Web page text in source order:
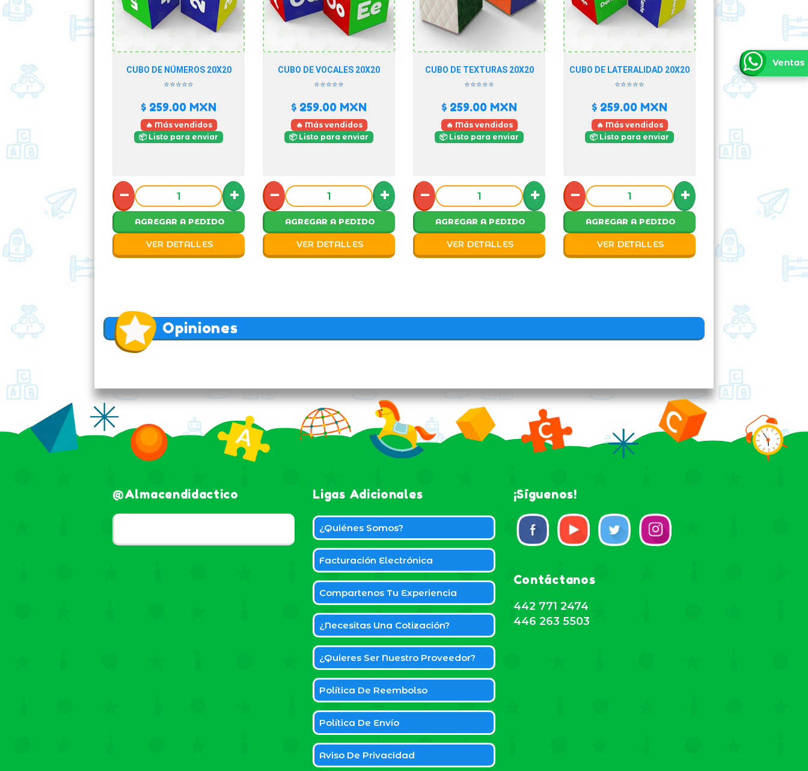
CUBO DE NÚMEROS 20X20
⭐⭐⭐⭐⭐
$ 259.00 MXN
🔥 Más vendidos
📦 Listo para enviar
− +
AGREGAR A PEDIDO
VER DETALLES
CUBO DE VOCALES 20X20
⭐⭐⭐⭐⭐
$ 259.00 MXN
🔥 Más vendidos
📦 Listo para enviar
− +
AGREGAR A PEDIDO
VER DETALLES
CUBO DE TEXTURAS 20X20
⭐⭐⭐⭐⭐
$ 259.00 MXN
🔥 Más vendidos
📦 Listo para enviar
− +
AGREGAR A PEDIDO
VER DETALLES
CUBO DE LATERALIDAD 20X20
⭐⭐⭐⭐⭐
$ 259.00 MXN
🔥 Más vendidos
📦 Listo para enviar
− +
AGREGAR A PEDIDO
VER DETALLES
Opiniones
@almacendidactico Ligas Adicionales
¿Quiénes Somos?
Facturación Electrónica
Compartenos Tu Experiencia
¿Necesitas Una Cotización?
¿Quieres Ser Nuestro Proveedor?
Política De Reembolso
Política De Envío
Aviso De Privacidad
¡Síguenos!
Contáctanos
442 771 2474
446 263 5503
Ventas